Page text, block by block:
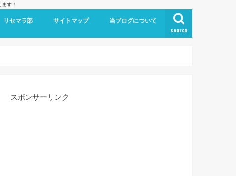
す！
search
リセマラ部 サイトマップ 当ブログについて
お問い合わせ
スポンサーリンク